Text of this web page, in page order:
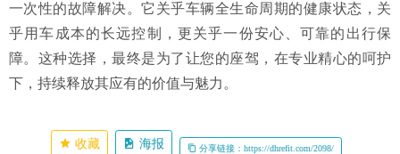
一次性的故障解决。它关乎车辆全生命周期的健康状态，关
乎用车成本的长远控制，更关乎一份安心、可靠的出行保
障。这种选择，最终是为了让您的座驾，在专业精心的呵护
下，持续释放其应有的价值与魅力。
收藏 海报 分享链接：https://dhrefit.com/2098/